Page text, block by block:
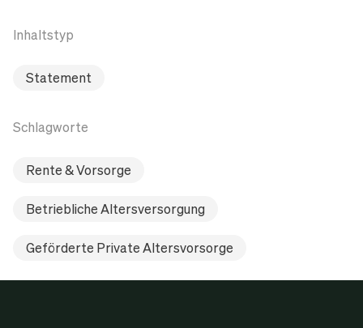
Inhaltstyp
Statement
Schlagworte
Rente & Vorsorge
Betriebliche Altersversorgung
Geförderte Private Altersvorsorge